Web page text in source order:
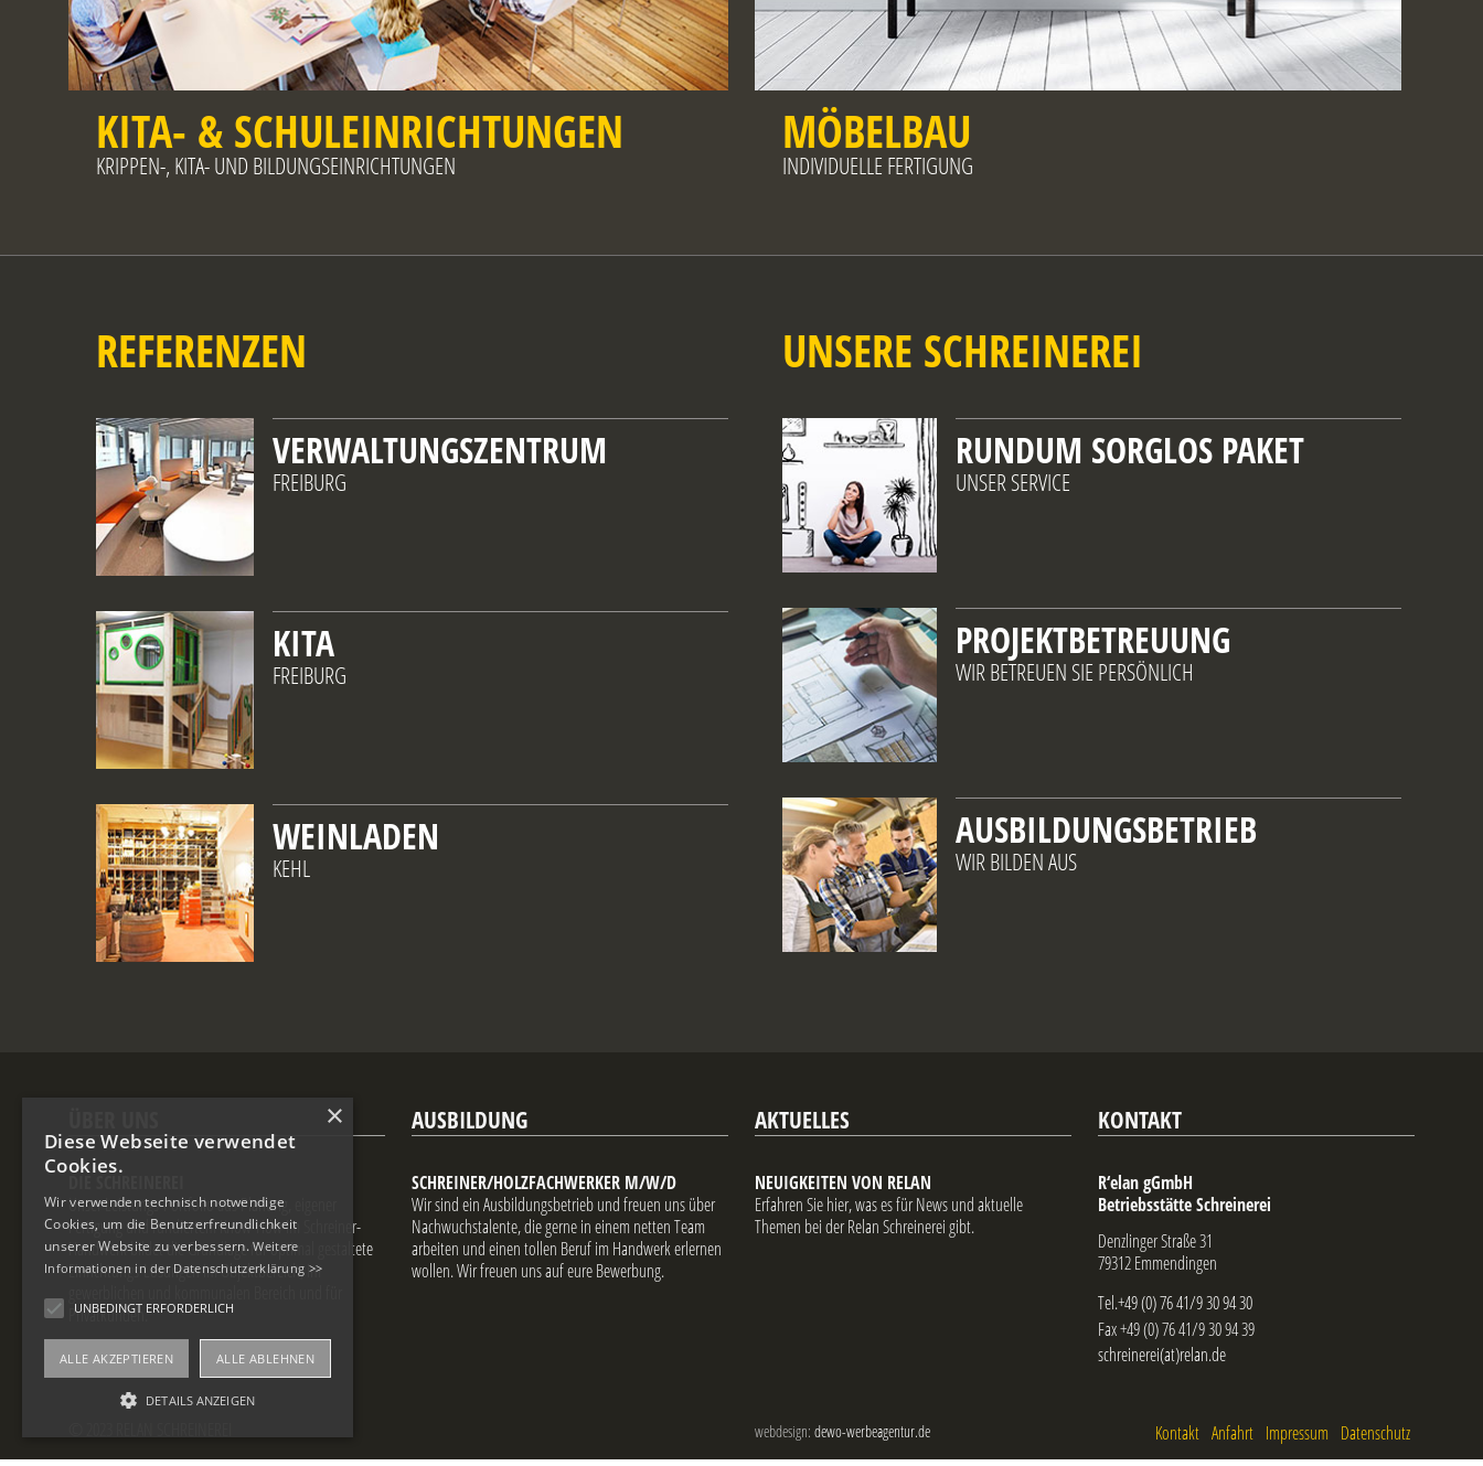
KITA- & SCHULEINRICHTUNGEN
KRIPPEN-, KITA- UND BILDUNGSEINRICHTUNGEN
MÖBELBAU
INDIVIDUELLE FERTIGUNG
REFERENZEN
VERWALTUNGSZENTRUM
FREIBURG
KITA
FREIBURG
WEINLADEN
KEHL
UNSERE SCHREINEREI
RUNDUM SORGLOS PAKET
UNSER SERVICE
PROJEKTBETREUUNG
WIR BETREUEN SIE PERSÖNLICH
AUSBILDUNGSBETRIEB
WIR BILDEN AUS
Unser Leistungs-Portfolio aus Planung, eigener
Fertigung und fundiertem Know-How im Schreiner-
Handwerk bildet die Grundlage für optimal gestaltete
Einrichtungs-Lösungen im Objektbereich, im
Privatkunden.
AUSBILDUNG
SCHREINER/HOLZFACHWERKER M/W/D
Wir sind ein Ausbildungsbetrieb und freuen uns über
Nachwuchstalente, die gerne in einem netten Team
arbeiten und einen tollen Beruf im Handwerk erlernen
wollen. Wir freuen uns auf eure Bewerbung.
AKTUELLES
NEUIGKEITEN VON RELAN
Erfahren Sie hier, was es für News und aktuelle
Themen bei der Relan Schreinerei gibt.
KONTAKT
R‘elan gGmbH
Betriebsstätte Schreinerei
Denzlinger Straße 31
79312 Emmendingen
Tel.+49 (0) 76 41/9 30 94 30
Fax +49 (0) 76 41/9 30 94 39
schreinerei(at)relan.de
webdesign:dewo-werbeagentur.de Kontakt Anfahrt Impressum Datenschutz
×
Diese Webseite verwendet
Cookies.
Wir verwenden technisch notwendige
Cookies, um die Benutzerfreundlichkeit
unserer Website zu verbessern.Weitere
Informationen in der Datenschutzerklärung >>
UNBEDINGT ERFORDERLICH
ALLE AKZEPTIEREN ALLE ABLEHNEN
DETAILS ANZEIGEN